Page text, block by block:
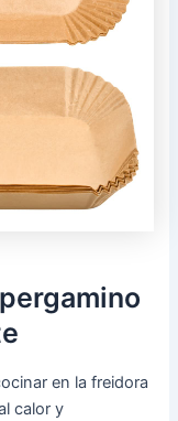
en la freidora
calor y